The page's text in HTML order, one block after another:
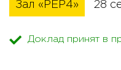
Зал «PEP4» 28
Доклад принят в